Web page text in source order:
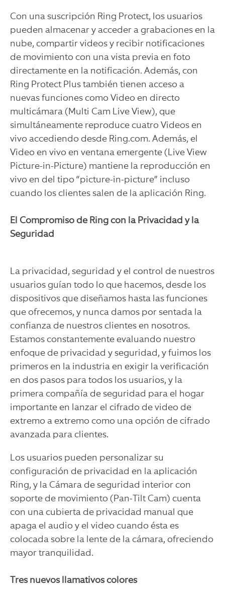
Con una suscripción Ring Protect, los usuarios
pueden almacenar y acceder a grabaciones en la
nube, compartir videos y recibir notificaciones
de movimiento con una vista previa en foto
directamente en la notificación. Además, con
Ring Protect Plus también tienen acceso a
nuevas funciones como Video en directo
multicámara (Multi Cam Live View), que
simultáneamente reproduce cuatro Videos en
vivo accediendo desde Ring.com. Además, el
Video en vivo en ventana emergente (Live View
Picture-in-Picture) mantiene la reproducción en
vivo en del tipo “picture-in-picture” incluso
cuando los clientes salen de la aplicación Ring.
El Compromiso de Ring con la Privacidad y la
Seguridad
La privacidad, seguridad y el control de nuestros
usuarios guían todo lo que hacemos, desde los
dispositivos que diseñamos hasta las funciones
que ofrecemos, y nunca damos por sentada la
confianza de nuestros clientes en nosotros.
Estamos constantemente evaluando nuestro
enfoque de privacidad y seguridad, y fuimos los
primeros en la industria en exigir la verificación
en dos pasos para todos los usuarios, y la
primera compañía de seguridad para el hogar
importante en lanzar el cifrado de video de
extremo a extremo como una opción de cifrado
avanzada para clientes.
Los usuarios pueden personalizar su
configuración de privacidad en la aplicación
Ring, y la Cámara de seguridad interior con
soporte de movimiento(Pan-Tilt Cam) cuenta
con una cubierta de privacidad manual que
apaga el audio y el video cuando ésta es
colocada sobre la lente de la cámara, ofreciendo
mayor tranquilidad.
Tres nuevos llamativos colores